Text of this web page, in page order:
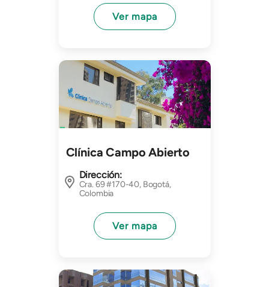
Ver mapa
Imagen
Clínica Campo Abierto
Dirección:
Cra. 69 #170-40, Bogotá,
Colombia
Ver mapa
Imagen